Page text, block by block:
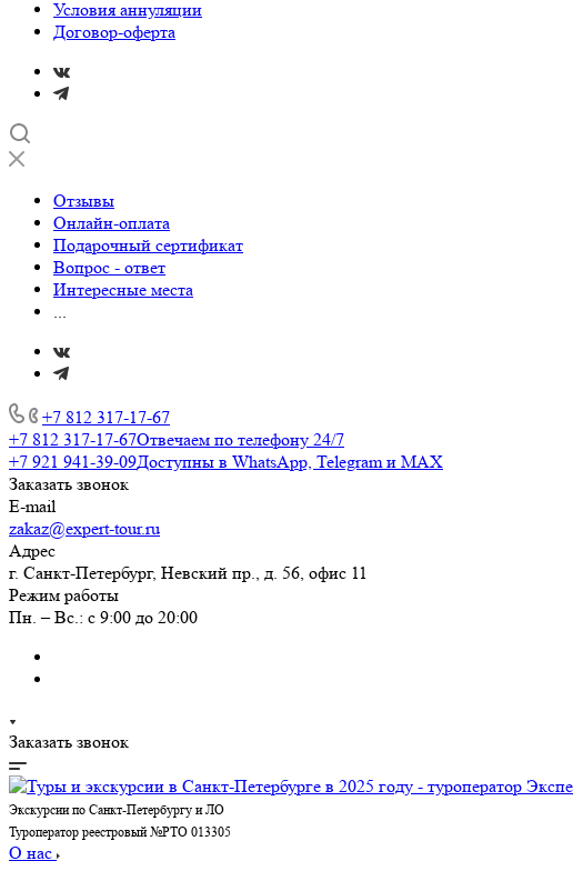
Условия аннуляции
Договор-оферта
Отзывы
Онлайн-оплата
Подарочный сертификат
Вопрос - ответ
Интересные места
...
+7 812 317-17-67
+7 812 317-17-67Отвечаем по телефону 24/7
+7 921 941-39-09Доступны в WhatsApp, Telegram и MAX
Заказать звонок
E-mail
zakaz@expert-tour.ru
Адрес
г. Санкт-Петербург, Невский пр., д. 56, офис 11
Режим работы
Пн. – Вс.: с 9:00 до 20:00
Заказать звонок
Экскурсии по Санкт-Петербургу и ЛО
Туроператор реестровый №РТО 013305
О нас